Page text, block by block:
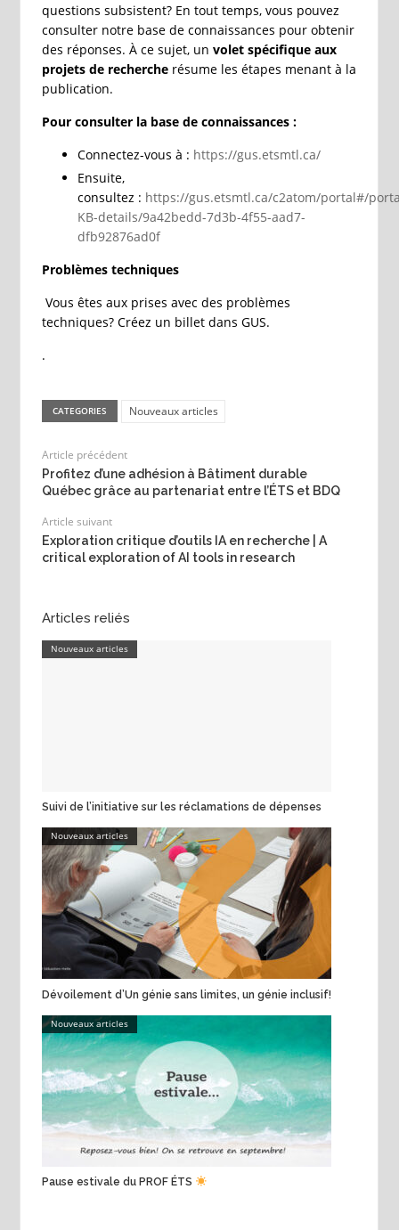
questions subsistent? En tout temps, vous pouvez
consulter notre base de connaissances pour obtenir
des réponses. À ce sujet, un volet spécifique aux
projets de rechercherésume les étapes menant à la
publication.
Pour consulter la base de connaissances :
Connectez-vous à : https://gus.etsmtl.ca/
Ensuite,
consultez : https://gus.etsmtl.ca/c2atom/portal#/
KB-details/9a42bedd-7d3b-4f55-aad7-
dfb92876ad0f
Problèmes techniques
Vous êtes aux prises avec des problèmes
techniques? Créez un billet dans GUS.
.
CATEGORIES Nouveaux articles
Article précédent
Profitez d’une adhésion à Bâtiment durable
Québec grâce au partenariat entre l’ÉTS et BDQ
Article suivant
Exploration critique d’outils IA en recherche | A
critical exploration of AI tools in research
Articles reliés
Nouveaux articles
Suivi de l’initiative sur les réclamations de dépenses
Nouveaux articles
Dévoilement d’Un génie sans limites, un génie inclusif!
Nouveaux articles
Pause estivale du PROF ÉTS